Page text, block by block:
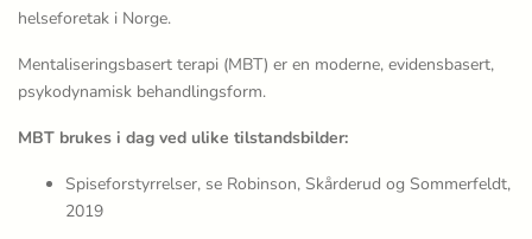
helseforetak i Norge.
Mentaliseringsbasert terapi (MBT) er en moderne, evidensbasert,
psykodynamisk behandlingsform.
MBT brukes i dag ved ulike tilstandsbilder:
Spiseforstyrrelser, se Robinson, Skårderud og Sommerfeldt,
2019